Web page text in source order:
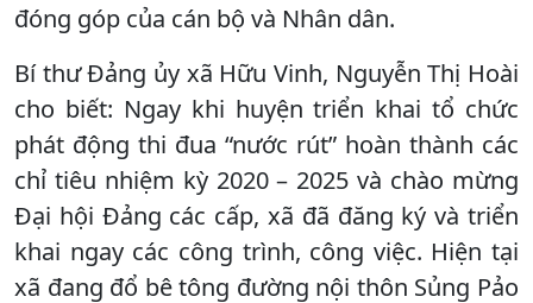
đóng góp của cán bộ và Nhân dân.
Bí thư Đảng ủy xã Hữu Vinh, Nguyễn Thị Hoài
cho biết: Ngay khi huyện triển khai tổ chức
phát động thi đua “nước rút” hoàn thành các
chỉ tiêu nhiệm kỳ 2020 – 2025 và chào mừng
Đại hội Đảng các cấp, xã đã đăng ký và triển
khai ngay các công trình, công việc. Hiện tại
xã đang đổ bê tông đường nội thôn Sủng Pảo